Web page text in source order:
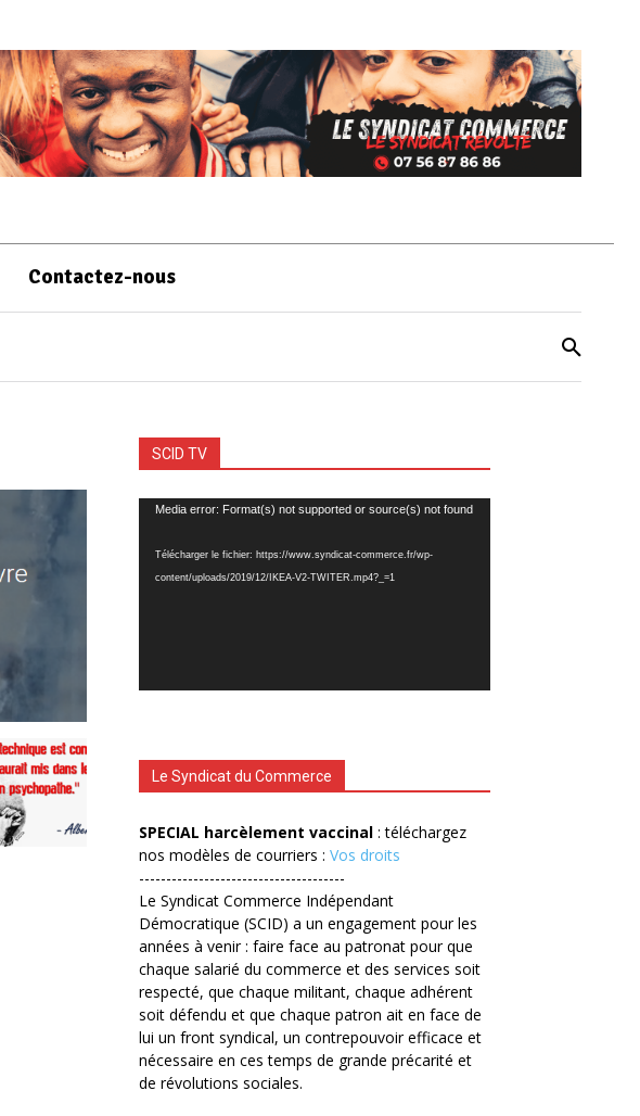
Contactez-nous
SCID TV
Lecteur
Media error: Format(s) not supported or source(s) not found
Télécharger le fichier: https://www.syndicat-commerce.fr/wp-
content/uploads/2019/12/IKEA-V2-TWITER.mp4?_=1
Le Syndicat du Commerce
SPECIAL harcèlement vaccinal : téléchargez
nos modèles de courriers : Vos droits
--------------------------------------
Le Syndicat Commerce Indépendant
Démocratique (SCID) a un engagement pour les
années à venir : faire face au patronat pour que
chaque salarié du commerce et des services soit
respecté, que chaque militant, chaque adhérent
soit défendu et que chaque patron ait en face de
lui un front syndical, un contrepouvoir efficace et
nécessaire en ces temps de grande précarité et
de révolutions sociales.